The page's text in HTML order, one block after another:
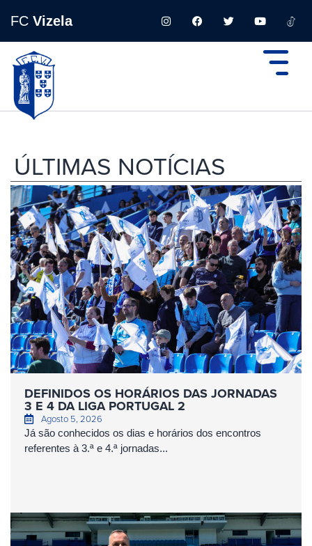
FC Vizela
ÚLTIMAS NOTÍCIAS
DEFINIDOS OS HORÁRIOS DAS JORNADAS
3 E 4 DA LIGA PORTUGAL 2
Agosto 5, 2026
Já são conhecidos os dias e horários dos encontros
referentes à 3.ª e 4.ª jornadas...